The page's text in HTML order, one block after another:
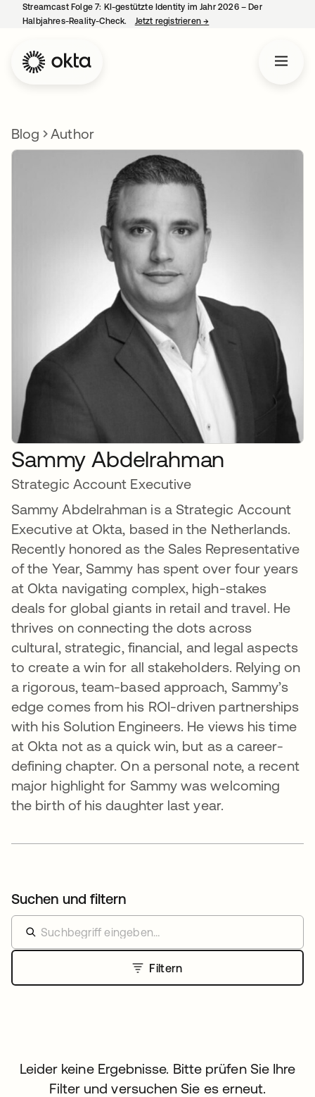
Streamcast Folge 7: KI-gestützte Identity im Jahr 2026 – Der
Halbjahres-Reality-Check.
Jetzt registrieren→
Blog Author
Sammy Abdelrahman
Strategic Account Executive
Sammy Abdelrahman is a Strategic Account
Executive at Okta, based in the Netherlands.
Recently honored as the Sales Representative
of the Year, Sammy has spent over four years
at Okta navigating complex, high-stakes
deals for global giants in retail and travel. He
thrives on connecting the dots across
cultural, strategic, financial, and legal aspects
to create a win for all stakeholders. Relying on
a rigorous, team-based approach, Sammy’s
edge comes from his ROI-driven partnerships
with his Solution Engineers. He views his time
at Okta not as a quick win, but as a career-
defining chapter. On a personal note, a recent
major highlight for Sammy was welcoming
the birth of his daughter last year.
Suchen und filtern
Filtern
Leider keine Ergebnisse. Bitte prüfen Sie Ihre
Filter und versuchen Sie es erneut.